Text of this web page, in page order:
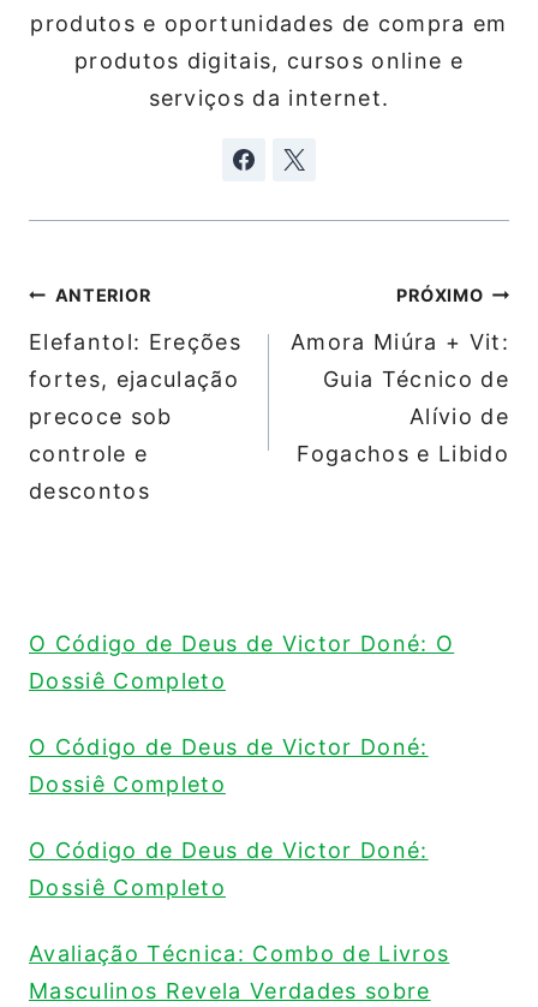
produtos e oportunidades de compra em
produtos digitais, cursos online e
serviços da internet.
Navegação
de
Post
ANTERIOR
Elefantol: Ereções
fortes, ejaculação
precoce sob
controle e
descontos
PRÓXIMO
Amora Miúra + Vit:
Guia Técnico de
Alívio de
Fogachos e Libido
O Código de Deus de Victor Doné: O
Dossiê Completo
O Código de Deus de Victor Doné:
Dossiê Completo
O Código de Deus de Victor Doné:
Dossiê Completo
Avaliação Técnica: Combo de Livros
Masculinos Revela Verdades sobre